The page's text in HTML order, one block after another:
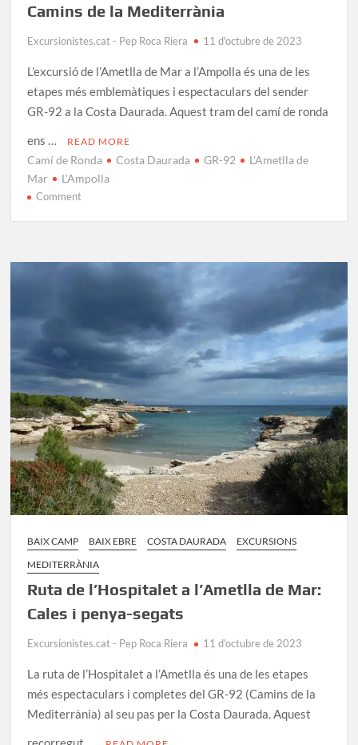
Camins de la Mediterrània
Excursionistes.cat - Pep Roca Riera 11 d'octubre de 2023
L’excursió de l’Ametlla de Mar a l’Ampolla és una de les
etapes més emblemàtiques i espectaculars del sender
GR-92 a la Costa Daurada. Aquest tram del camí de ronda
ens …
READ MORE
Camí de Ronda Costa Daurada GR-92
L'Ametlla de
Mar
L'Ampolla
Commenton
Mar
Camins
Mediterrània
BAIX CAMP BAIX EBRE COSTA DAURADA
EXCURSIONS
MEDITERRÀNIA
Ruta de l’Hospitalet a l’Ametlla de Mar:
Cales i penya-segats
Excursionistes.cat - Pep Roca Riera 11 d'octubre de 2023
La ruta de l’Hospitalet a l’Ametlla és una de les etapes
més espectaculars i completes del GR-92 (Camins de la
Mediterrània) al seu pas per la Costa Daurada. Aquest